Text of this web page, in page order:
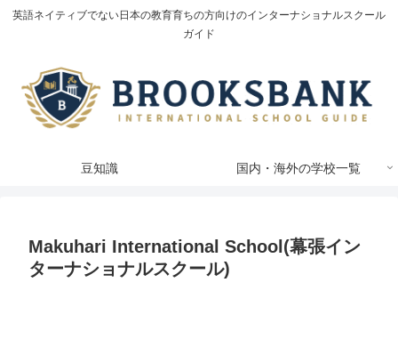
英語ネイティブでない日本の教育育ちの方向けのインターナショナルスクール
ガイド
豆知識 国内・海外の学校一覧
Makuhari International School(幕張イン
ターナショナルスクール)